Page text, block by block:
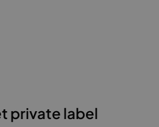
private label